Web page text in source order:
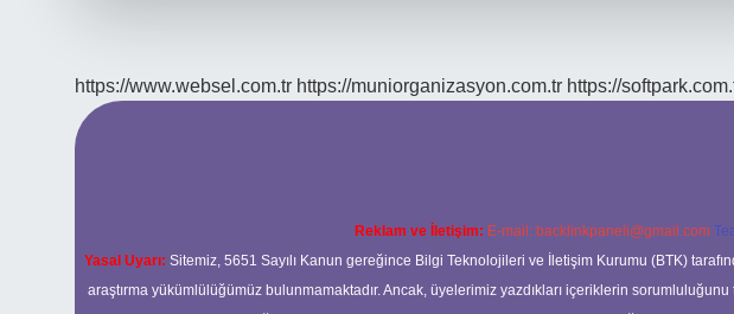
https://www.websel.com.tr https://muniorganizasyon.com.tr https://
Reklam ve İletişim: E-mail: backlinkpaneli@gmail.com
Yasal Uyarı: Sitemiz, 5651 Sayılı Kanun gereğince Bilgi Teknolojileri ve İletişim Kurumu (BTK)
araştırma yükümlülüğümüz bulunmamaktadır. Ancak, üyelerimiz yazdıkları içeriklerin